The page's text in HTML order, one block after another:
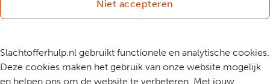
Niet accepteren
Slachtofferhulp.nl gebruikt functionele en analytische cookies.
Deze cookies maken het gebruik van onze website mogelijk
en helpen ons om de website te verbeteren. Met jouw